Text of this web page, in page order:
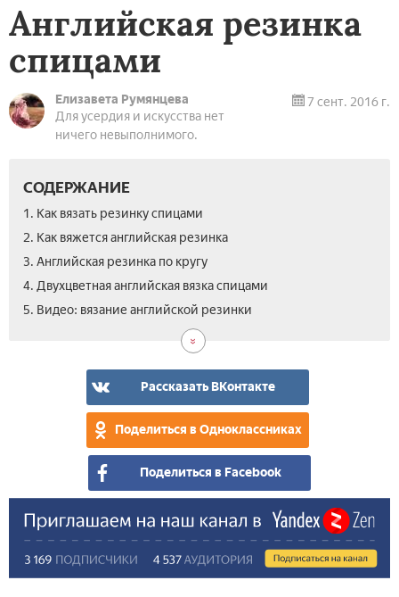
Английская резинка
спицами
Елизавета Румянцева
Для усердия и искусства нет
ничего невыполнимого.
7 сент. 2016 г.
СОДЕРЖАНИЕ
1. Как вязать резинку спицами
2. Как вяжется английская резинка
3. Английская резинка по кругу
4. Двухцветная английская вязка спицами
5. Видео: вязание английской резинки
Рассказать ВКонтакте
Поделиться в Одноклассниках
Поделиться в Facebook